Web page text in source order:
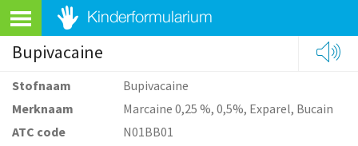
Bupivacaine
Stofnaam
Bupivacaine
Merknaam
Marcaine 0,25 %, 0,5%, Exparel, Bucain
ATC code
N01BB01